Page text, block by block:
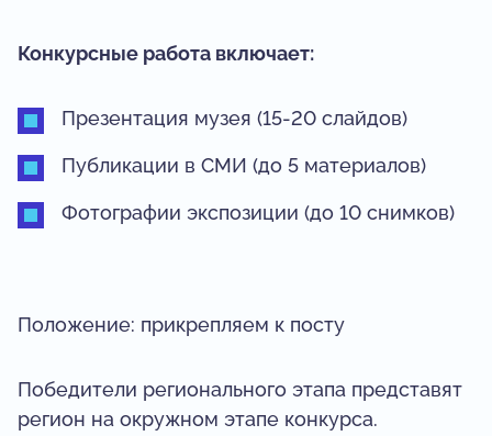
Конкурсные работа включает:
Презентация музея (15-20 слайдов)
Публикации в СМИ (до 5 материалов)
Фотографии экспозиции (до 10 снимков)
Положение: прикрепляем к посту
Победители регионального этапа представят
регион на окружном этапе конкурса.